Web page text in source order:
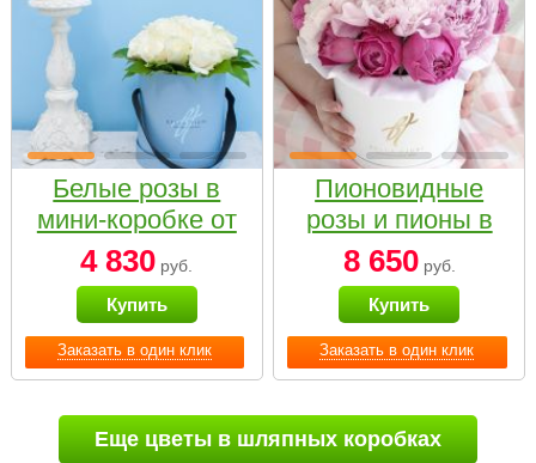
Заказать в один клик
Белые розы в
мини-коробке от
Bella Fiori
4 830 руб.
Купить
Заказать в один клик
Пионовидные
розы и пионы в
белой коробке
Small
8 650руб.
Купить
Еще цветы в шляпных коробках